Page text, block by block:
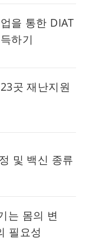
을 통한 DIAT
하기
곳 재난지원
및 백신 종류
는 몸의 변
필요성